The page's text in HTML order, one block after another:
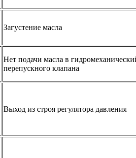
Загустение масла
Нет подачи масла в
перепускного клапана
Выход из строя регулятора давления